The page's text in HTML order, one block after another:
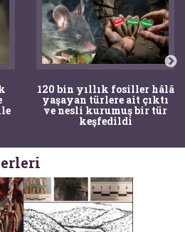
120 bin yıllık fosiller hâlâ
yaşayan türlere ait çıktı
ve nesli kurumuş bir tür
keşfedildi